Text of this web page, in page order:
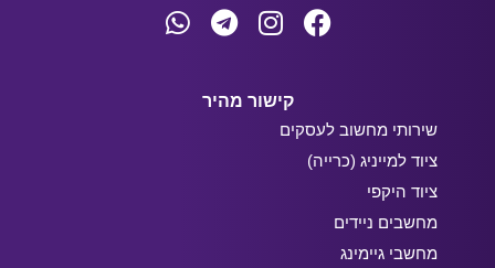
קישור מהיר
שירותי מחשוב לעסקים
ציוד למייניג (כרייה)
ציוד היקפי
מחשבים ניידים
מחשבי גיימינג